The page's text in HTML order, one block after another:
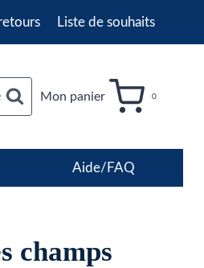
Liste de souhaits
Mon panier 0
Aide/FAQ
champs